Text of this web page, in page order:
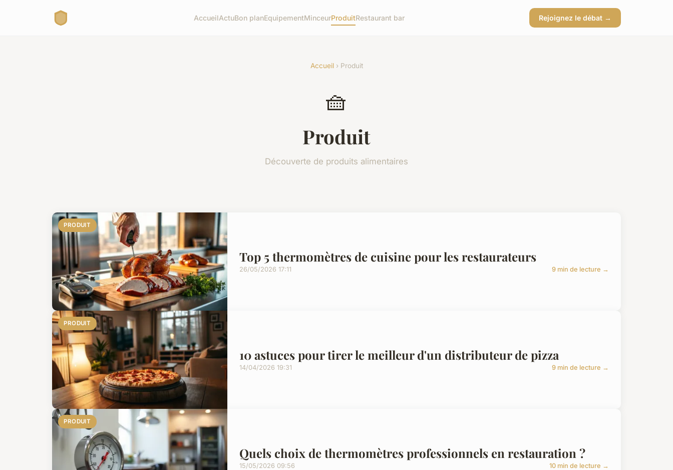
AccueilActuBon planEquipementMinceurProduitRestaurant bar Rejoignez le débat →
Accueil› Produit
🧺
Produit
Découverte de produits alimentaires
PRODUIT
Top 5 thermomètres de cuisine pour les restaurateurs
26/05/2026 17:11 9 min de lecture →
PRODUIT
10 astuces pour tirer le meilleur d'un distributeur de pizza
14/04/2026 19:31 9 min de lecture →
PRODUIT
Quels choix de thermomètres professionnels en restauration ?
15/05/2026 09:56 10 min de lecture →